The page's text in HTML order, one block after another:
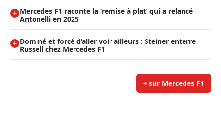
Mercedes F1 raconte la ’remise à plat’ qui a relancé
Antonelli en 2025
Dominé et forcé d’aller voir ailleurs : Steiner enterre
Russell chez Mercedes F1
+ sur Mercedes F1